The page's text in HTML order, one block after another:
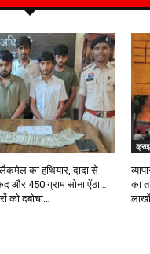
का हथियार, दादा से
और 450 ग्राम सोना ऐंठा…
को दबोचा…
का